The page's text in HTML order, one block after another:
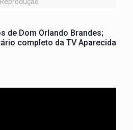
de Dom Orlando Brandes;
completo da TV Aparecida